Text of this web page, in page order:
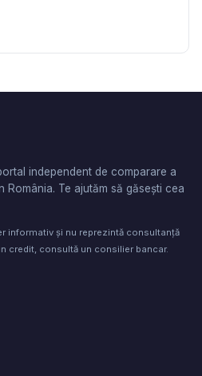
independent de comparare a
România. Te ajutăm să găsești cea
informativ și nu reprezintă consultanță
credit, consultă un consilier bancar.